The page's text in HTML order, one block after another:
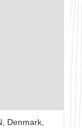
Denmark,